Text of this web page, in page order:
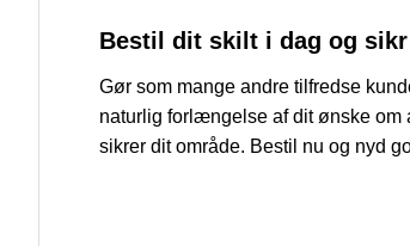
Bestil dit skilt i dag og
Gør som mange andre tilfredse
naturlig forlængelse af dit ønske om
sikrer dit område. Bestil nu og nyd